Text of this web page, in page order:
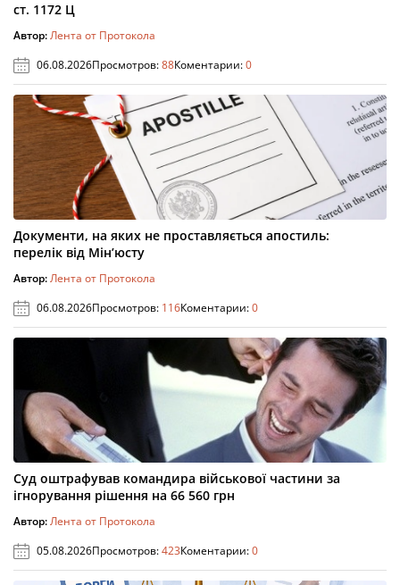
ст. 1172 Ц
Автор:Лента от Протокола
06.08.2026Просмотров:88Коментарии:0
Документи, на яких не проставляється апостиль:
перелік від Мін’юсту
Автор:Лента от Протокола
06.08.2026Просмотров: 116Коментарии:0
Суд оштрафував командира військової частини за
ігнорування рішення на 66 560 грн
Автор:Лента от Протокола
05.08.2026Просмотров:423Коментарии:0